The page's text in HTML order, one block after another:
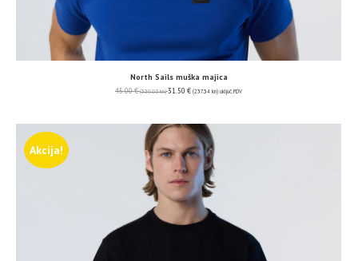
North Sails muška majica
45.00€ (339.05 kn) 31.50 € (237.34 kn) uključ. PDV
Akcija!